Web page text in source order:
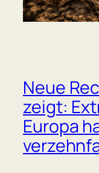
Neue
zeigt:
Europa